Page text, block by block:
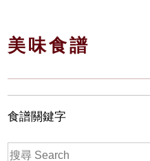
美味食譜
食譜關鍵字